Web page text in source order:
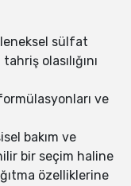
sülfat
olasılığını
ve
bakım ve
bir seçim haline
özelliklerine